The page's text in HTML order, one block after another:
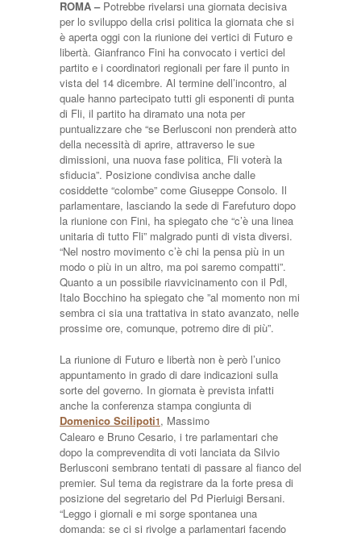
ROMA – Potrebbe rivelarsi una giornata decisiva
per lo sviluppo della crisi politica la giornata che si
è aperta oggi con la riunione dei vertici di Futuro e
libertà. Gianfranco Fini ha convocato i vertici del
partito e i coordinatori regionali per fare il punto in
vista del 14 dicembre. Al termine dell’incontro, al
quale hanno partecipato tutti gli esponenti di punta
di Fli, il partito ha diramato una nota per
puntualizzare che “se Berlusconi non prenderà atto
della necessità di aprire, attraverso le sue
dimissioni, una nuova fase politica, Fli voterà la
sfiducia”. Posizione condivisa anche dalle
cosiddette “colombe” come Giuseppe Consolo. Il
parlamentare, lasciando la sede di Farefuturo dopo
la riunione con Fini, ha spiegato che “c’è una linea
unitaria di tutto Fli” malgrado punti di vista diversi.
“Nel nostro movimento c’è chi la pensa più in un
modo o più in un altro, ma poi saremo compatti”.
Quanto a un possibile riavvicinamento con il Pdl,
Italo Bocchino ha spiegato che ”al momento non mi
sembra ci sia una trattativa in stato avanzato, nelle
prossime ore, comunque, potremo dire di più”.
La riunione di Futuro e libertà non è però l’unico
appuntamento in grado di dare indicazioni sulla
sorte del governo. In giornata è prevista infatti
anche la conferenza stampa congiunta di
Domenico Scilipoti1 , Massimo
Calearo e Bruno Cesario, i tre parlamentari che
dopo la comprevendita di voti lanciata da Silvio
Berlusconi sembrano tentati di passare al fianco del
premier. Sul tema da registrare da la forte presa di
posizione del segretario del Pd Pierluigi Bersani.
“Leggo i giornali e mi sorge spontanea una
domanda: se ci si rivolge a parlamentari facendo